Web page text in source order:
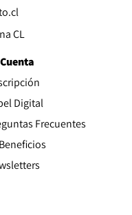
CL
Digital
Frecuentes